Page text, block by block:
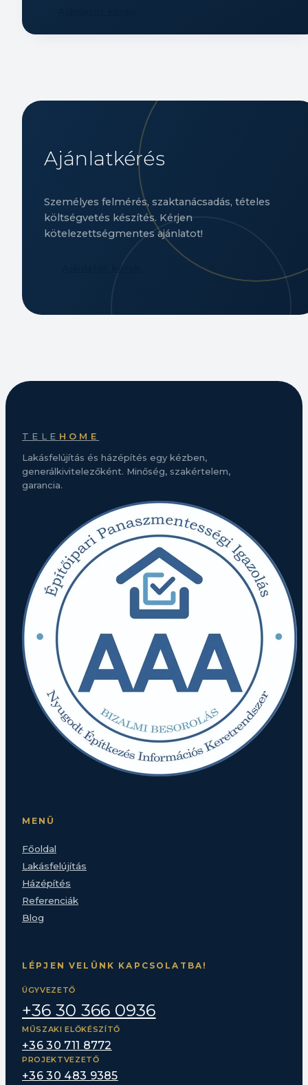
Ajánlatkérés
Személyes felmérés, szaktanácsadás, tételes
költségvetés készítés. Kérjen
kötelezettségmentes ajánlatot!
Ajánlatot kérek
TELE HOME
Lakásfelújítás és házépítés egy kézben,
generálkivitelezőként. Minőség, szakértelem,
garancia.
MENÜ
Főoldal
Lakásfelújítás
Házépítés
Referenciák
Blog
LÉPJEN VELÜNK KAPCSOLATBA!
ÜGYVEZETŐ
+36 30 366 0936
MŰSZAKI ELŐKÉSZÍTŐ
+36 30 711 8772
PROJEKTVEZETŐ
+36 30 483 9385